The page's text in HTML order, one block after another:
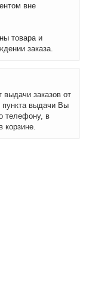
вне
товара и
заказа.
выдачи заказов от
пункта выдачи Вы
телефону, в
корзине.